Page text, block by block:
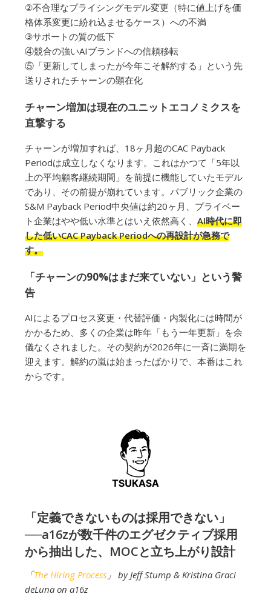
②不合理なプライシングモデル変更（特に値上げを価
格体系変更に紛れ込ませるケース）への不満
③サポートの質の低下
④競合の強いAIブランドへの信頼移転
⑤「更新してしまったが今年こそ解約する」という先
送りされたチャーンの顕在化
チャーン増加は現在のユニットエコノミクスを
直撃する
チャーンが増加すれば、18ヶ月超のCAC Payback
Periodは成立しなくなります。これはかつて「5年以
上の平均顧客継続期間」を前提に機能していたモデル
であり、その前提が崩れています。パブリック企業の
S&M Payback Period中央値は約20ヶ月、プライベー
ト企業はやや低い水準とはいえ依然高く、 AI時代に即
した低いCAC Payback Periodへの再設計が急務で
す。
「チャーンの90%はまだ来ていない」という警
告
AIによるプロセス変更・代替評価・内製化には時間が
かかるため、多くの企業は昨年「もう一年更新」を余
儀なくされました。その契約が2026年に一斉に満期を
迎えます。解約の嵐は始まったばかりで、本番はこれ
からです。
「定義できないものは採用できない」
──a16zが数千件のエグゼクティブ採用
から抽出した、MOCと立ち上がり設計
「The Hiring Process 」 by Jeff Stump & Kristina Graci
deLuna on a16z